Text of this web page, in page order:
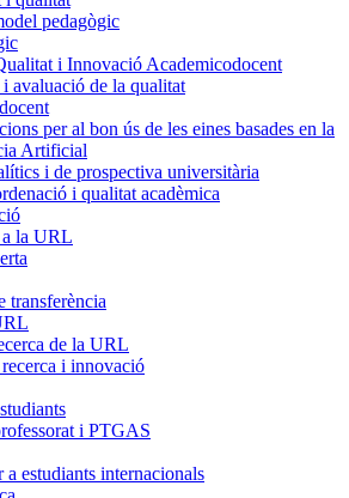
pedagògic
i Innovació Academicodocent
i avaluació de la qualitat
per al bon ús de les eines basades en la
Artificial
i de prospectiva universitària
i qualitat acadèmica
a la URL
transferència
de la URL
i innovació
i PTGAS
a estudiants internacionals